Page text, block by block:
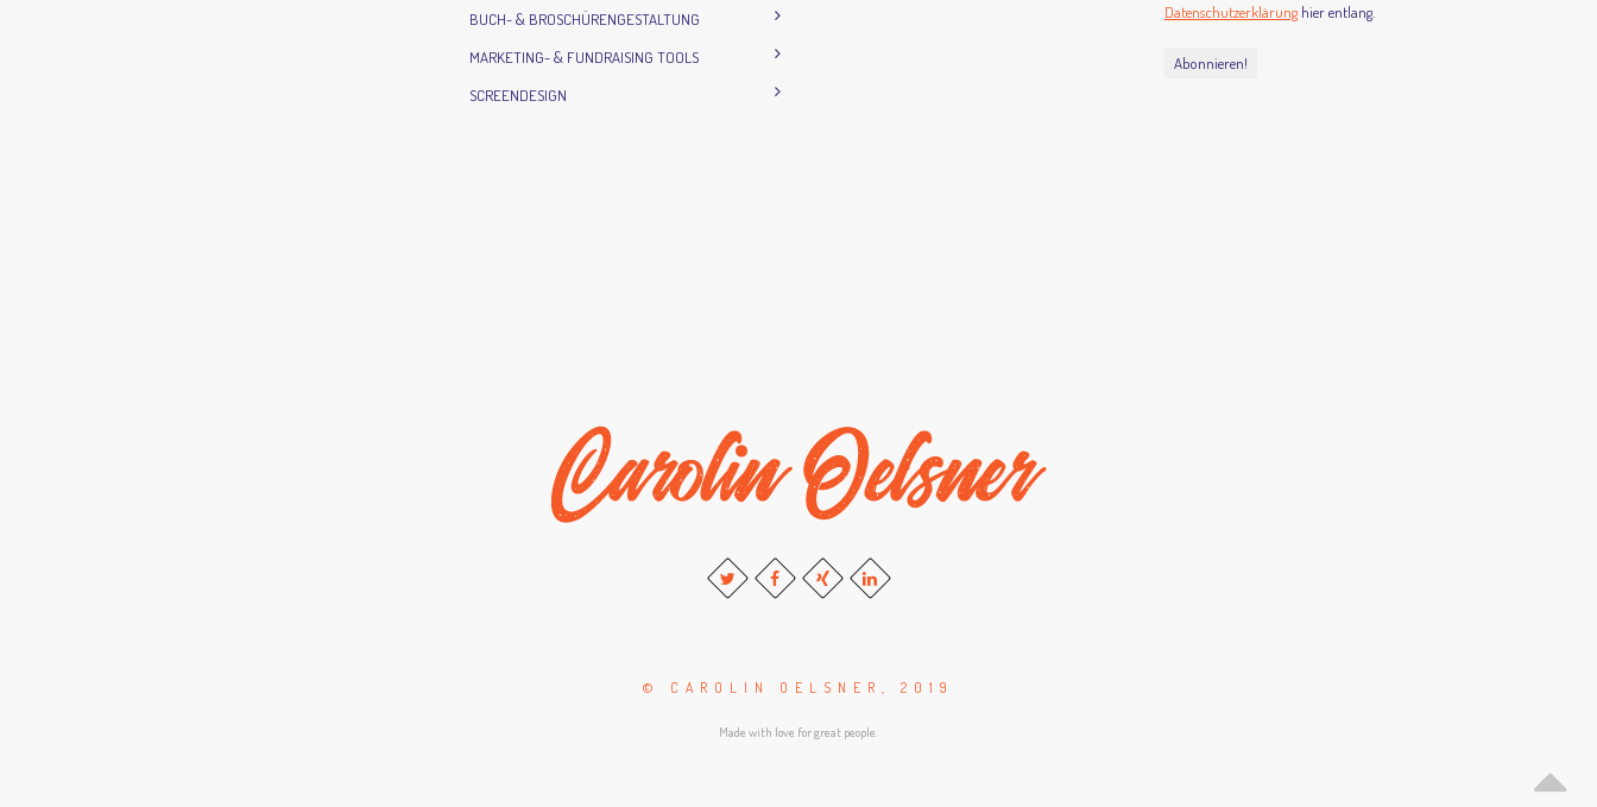
BUCH- & BROSCHÜRENGESTALTUNG
MARKETING- & FUNDRAISING TOOLS
SCREENDESIGN
Datenschutzerklärunghier entlang.
© CAROLIN OELSNER, 2019
Made with love for great people.